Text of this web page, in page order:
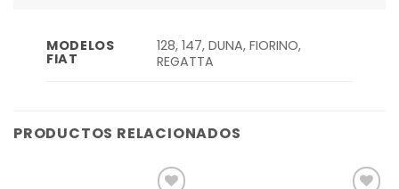
MODELOS
FIAT
128, 147, DUNA, FIORINO,
REGATTA
PRODUCTOS RELACIONADOS